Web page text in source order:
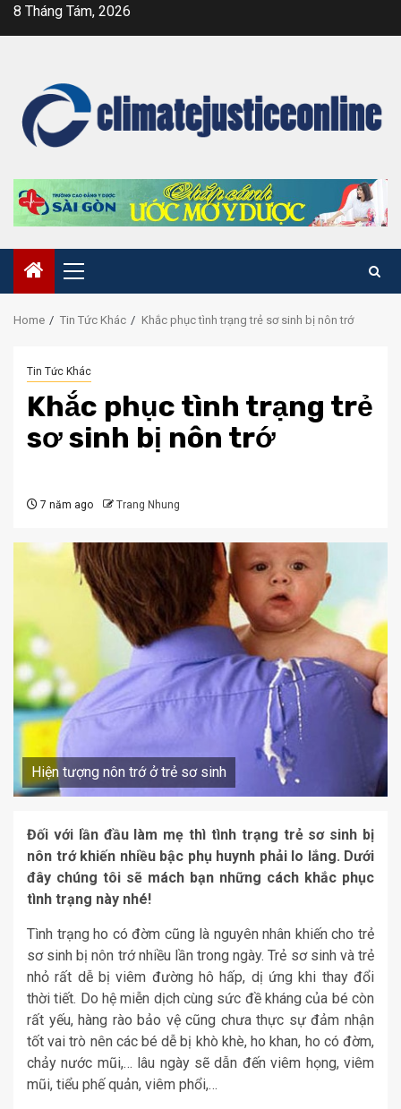
Skip8 Tháng Tám, 2026
Primary
Menu
Home Tin Tức Khác Khắc phục tình trạng trẻ sơ sinh bị nôn trớ
Tin Tức Khác
Khắc phục tình trạng trẻ
sơ sinh bị nôn trớ
7 năm ago Trang Nhung
Hiện tượng nôn trớ ở trẻ sơ sinh
Đối với lần đầu làm mẹ thì tình trạng trẻ sơ sinh bị
nôn trớ khiến nhiều bậc phụ huynh phải lo lắng. Dưới
đây chúng tôi sẽ mách bạn những cách khắc phục
tình trạng này nhé!
Tình trạng ho có đờm cũng là nguyên nhân khiến cho trẻ
sơ sinh bị nôn trớ nhiều lần trong ngày. Trẻ sơ sinh và trẻ
nhỏ rất dễ bị viêm đường hô hấp, dị ứng khi thay đổi
thời tiết. Do hệ miễn dịch cùng sức đề kháng của bé còn
rất yếu, hàng rào bảo vệ cũng chưa thực sự đảm nhận
tốt vai trò nên các bé dễ bị khò khè, ho khan, ho có đờm,
chảy nước mũi,… lâu ngày sẽ dẫn đến viêm họng, viêm
mũi, tiểu phế quản, viêm phổi,…